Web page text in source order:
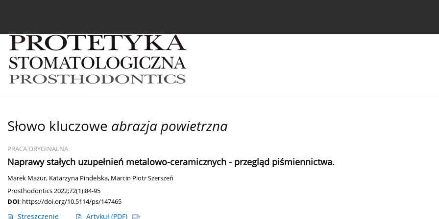
Słowo kluczowe abrazja powietrzna
PRACA ORYGINALNA
Naprawy stałych uzupełnień metalowo-ceramicznych - przegląd piśmiennictwa.
Marek Mazur, Katarzyna Pindelska, Marcin Piotr Szerszeń
Prosthodontics 2022;72(1):84-95
DOI: https://doi.org/10.5114/ps/147465
Streszczenie Artykuł (PDF)